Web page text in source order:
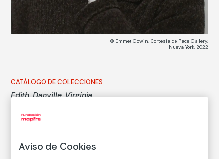
© Emmet Gowin. Cortesía de Pace Gallery,
Nueva York, 2022
CATÁLOGO DE COLECCIONES
Edith, Danville, Virginia
Emmet Gowin
Técnica
Aviso de Cookies